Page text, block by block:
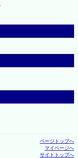
ページトップへ
マイページへ
サイトトップへ